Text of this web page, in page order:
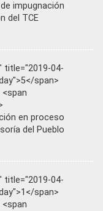
impugnación
del TCE
title="2019-04-
span>
en proceso
del Pueblo
title="2019-04-
span>